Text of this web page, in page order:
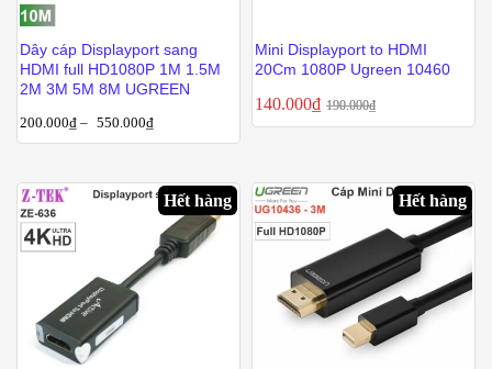
Dây cáp Displayport sang
HDMI full HD1080P 1M 1.5M
2M 3M 5M 8M UGREEN
200.000₫ – 550.000₫
Mini Displayport to HDMI
20Cm 1080P Ugreen 10460
140.000₫ 190.000₫
Hết hàng Hết hàng